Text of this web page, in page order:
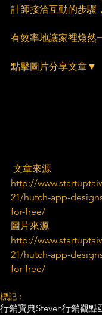
計師接洽互動的步驟，
有效率地讓家裡煥然
點擊圖片分享文章▼
文章來源
http://
21/hutch-app-
for-free/
圖片來源
http://
21/hutch-app-
for-free/
標記：
行銷寶典Steven行銷觀點